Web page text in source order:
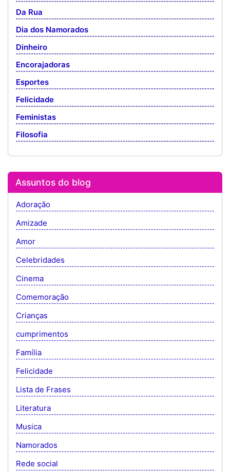
Da Rua
Dia dos Namorados
Dinheiro
Encorajadoras
Esportes
Felicidade
Feministas
Filosofia
Assuntos do blog
Adoração
Amizade
Amor
Celebridades
Cinema
Comemoração
Crianças
cumprimentos
Família
Felicidade
Lista de Frases
Literatura
Musica
Namorados
Rede social